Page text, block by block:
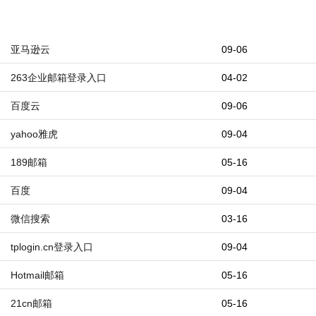
09-06
亚马逊云
04-02
263企业邮箱登录入口
09-06
百度云
09-04
yahoo雅虎
05-16
189邮箱
09-04
百度
03-16
微信搜索
09-04
tplogin.cn登录入口
05-16
Hotmail邮箱
05-16
21cn邮箱